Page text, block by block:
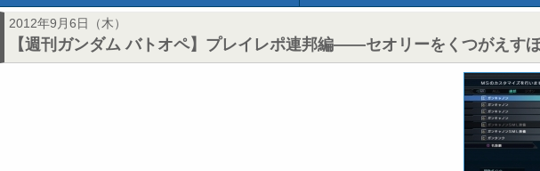
2012年9月6日（木）
【週刊ガンダム バトオペ】プレイレポ連邦編――セオリーをくつがえす